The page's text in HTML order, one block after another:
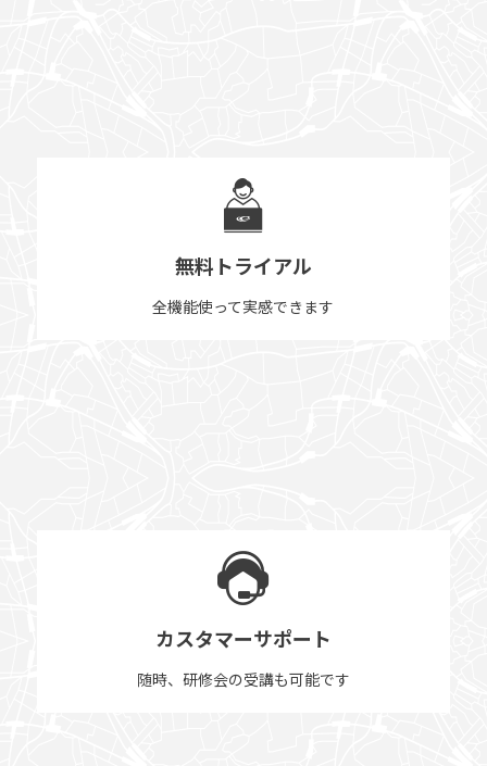
無料トライアル
全機能使って実感できます
カスタマーサポート
随時、研修会の受講も可能です